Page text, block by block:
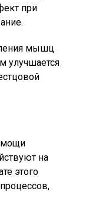
при
мышц
улучшается
на
этого